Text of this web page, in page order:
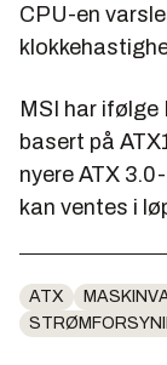
CPU-en
MSI har ifølge
basert på
nyere ATX
kan ventes i
ATX